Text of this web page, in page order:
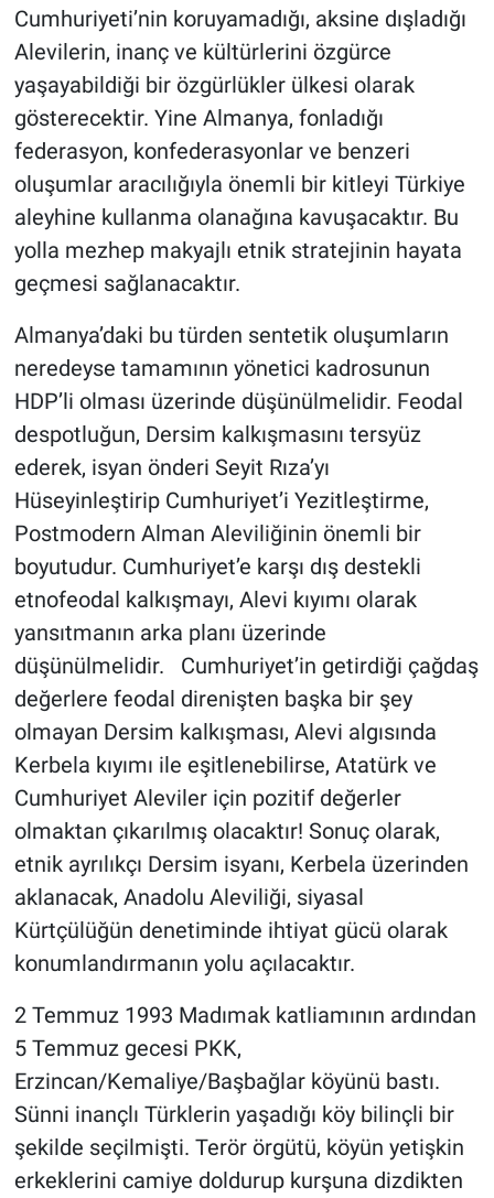
Cumhuriyeti’nin koruyamadığı, aksine dışladığı
Alevilerin, inanç ve kültürlerini özgürce
yaşayabildiği bir özgürlükler ülkesi olarak
gösterecektir. Yine Almanya, fonladığı
federasyon, konfederasyonlar ve benzeri
oluşumlar aracılığıyla önemli bir kitleyi Türkiye
aleyhine kullanma olanağına kavuşacaktır. Bu
yolla mezhep makyajlı etnik stratejinin hayata
geçmesi sağlanacaktır.
Almanya’daki bu türden sentetik oluşumların
neredeyse tamamının yönetici kadrosunun
HDP’li olması üzerinde düşünülmelidir. Feodal
despotluğun, Dersim kalkışmasını tersyüz
ederek, isyan önderi Seyit Rıza’yı
Hüseyinleştirip Cumhuriyet’i Yezitleştirme,
Postmodern Alman Aleviliğinin önemli bir
boyutudur. Cumhuriyet’e karşı dış destekli
etnofeodal kalkışmayı, Alevi kıyımı olarak
yansıtmanın arka planı üzerinde
düşünülmelidir. Cumhuriyet’in getirdiği çağdaş
değerlere feodal direnişten başka bir şey
olmayan Dersim kalkışması, Alevi algısında
Kerbela kıyımı ile eşitlenebilirse, Atatürk ve
Cumhuriyet Aleviler için pozitif değerler
olmaktan çıkarılmış olacaktır! Sonuç olarak,
etnik ayrılıkçı Dersim isyanı, Kerbela üzerinden
aklanacak, Anadolu Aleviliği, siyasal
Kürtçülüğün denetiminde ihtiyat gücü olarak
konumlandırmanın yolu açılacaktır.
2 Temmuz 1993 Madımak katliamının ardından
5 Temmuz gecesi PKK,
Erzincan/Kemaliye/Başbağlar köyünü bastı.
Sünni inançlı Türklerin yaşadığı köy bilinçli bir
şekilde seçilmişti. Terör örgütü, köyün yetişkin
erkeklerini camiye doldurup kurşuna dizdikten